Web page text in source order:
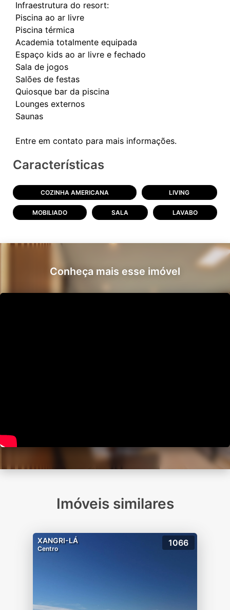
Infraestrutura do resort:
Piscina ao ar livre
Piscina térmica
Academia totalmente equipada
Espaço kids ao ar livre e fechado
Sala de jogos
Salões de festas
Quiosque bar da piscina
Lounges externos
Saunas
Características
COZINHA AMERICANA LIVING
MOBILIADO SALA LAVABO
Conheça mais esse imóvel
Imóveis similares
XANGRI-LÁ
Centro
1066